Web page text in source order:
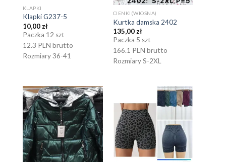
KLAPKI
Klapki G237-5
10,00 zł
Paczka 12 szt
12.3 PLN brutto
Rozmiary 36-41
CIENKI(WIOSNA)
Kurtka damska 2402
135,00 zł
Paczka 5 szt
166.1 PLN brutto
Rozmiary S-2XL